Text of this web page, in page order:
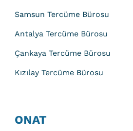
Samsun Tercüme Bürosu
Antalya Tercüme Bürosu
Çankaya Tercüme Bürosu
Kızılay Tercüme Bürosu
ONAT